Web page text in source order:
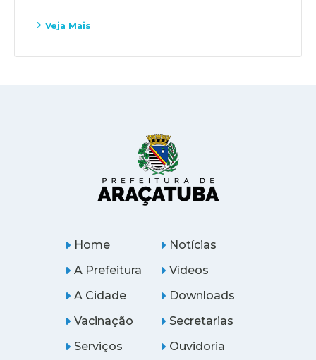
Veja Mais
Home
A Prefeitura
A Cidade
Notícias
Vídeos
Downloads
Vacinação
Serviços
Secretarias
Ouvidoria